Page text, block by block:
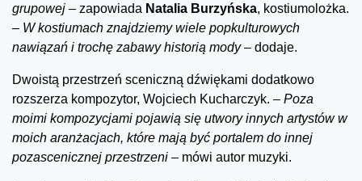
grupowej – zapowiada Natalia Burzyńska, kostiumolożka.
– W kostiumach znajdziemy wiele popkulturowych
nawiązań i trochę zabawy historią mody – dodaje.
Dwoistą przestrzeń sceniczną dźwiękami dodatkowo
rozszerza kompozytor, Wojciech Kucharczyk. – Poza
moimi kompozycjami pojawią się utwory innych artystów w
moich aranżacjach, które mają być portalem do innej
pozascenicznej przestrzeni – mówi autor muzyki.